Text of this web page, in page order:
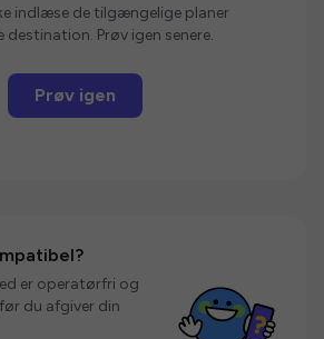
indlæse de tilgængelige planer
destination. Prøv igen senere.
Prøv igen
er operatørfri og
du afgiver din